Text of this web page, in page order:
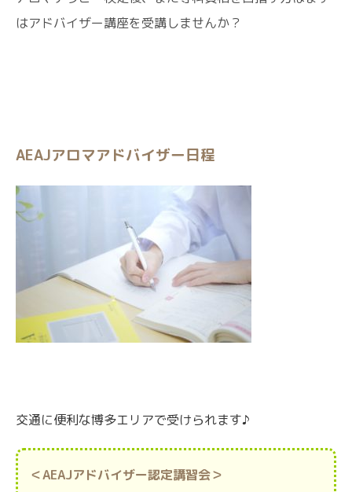
はアドバイザー講座を受講しませんか？
AEAJアロマアドバイザー日程
交通に便利な博多エリアで受けられます♪
＜AEAJアドバイザー認定講習会＞